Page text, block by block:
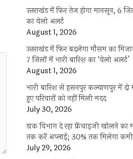
उत्तराखंड में फिर तेज होगा मानसून, 6
का येलो अलर्ट
August 1, 2026
उत्तराखंड में फिर बदलेगा मौसम का
7 जिलों में भारी बारिश का ‘येलो अलर्ट’
August 1, 2026
भारी बारिश से हसनपुर कल्याणपुर में दो
हुए परिवारों को नहीं मिली मदद
July 30, 2026
डाक विभाग दे रहा फ्रेंचाइजी खोलने का
तक करें अप्लाई; 30% तक मिलेगा
July 29, 2026